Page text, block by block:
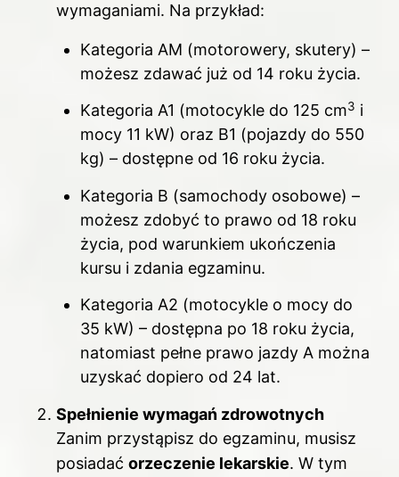
wymaganiami. Na przykład:
Kategoria AM (motorowery, skutery) –
możesz zdawać już od 14 roku życia.
Kategoria A1 (motocykle do 125 cm3 i
mocy 11 kW) oraz B1 (pojazdy do 550
kg) – dostępne od 16 roku życia.
Kategoria B (samochody osobowe) –
możesz zdobyć to prawo od 18 roku
życia, pod warunkiem ukończenia
kursu i zdania egzaminu.
Kategoria A2 (motocykle o mocy do
35 kW) – dostępna po 18 roku życia,
natomiast pełne prawo jazdy A można
uzyskać dopiero od 24 lat.
Spełnienie wymagań zdrowotnych
Zanim przystąpisz do egzaminu, musisz
posiadać orzeczenie lekarskie. W tym